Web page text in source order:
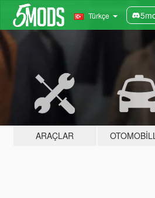
Türkçe
ARAÇLAR